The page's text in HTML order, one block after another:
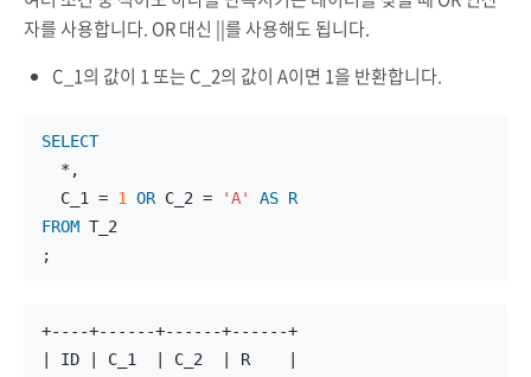
자를 사용합니다. OR 대신 ||를 사용해도 됩니다.
C_1의 값이 1 또는 C_2의 값이 A이면 1을 반환합니다.
SELECT
  *,
  C_1 =
1 OR C_2 = 'A' AS R
FROM T_2
;
+----+------+------+------+
| ID | C_1  | C_2  | R    |